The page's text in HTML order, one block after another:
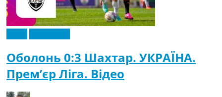
Оболонь 0:3 Шахтар. УКРАЇНА.
Прем’єр Ліга. Відео